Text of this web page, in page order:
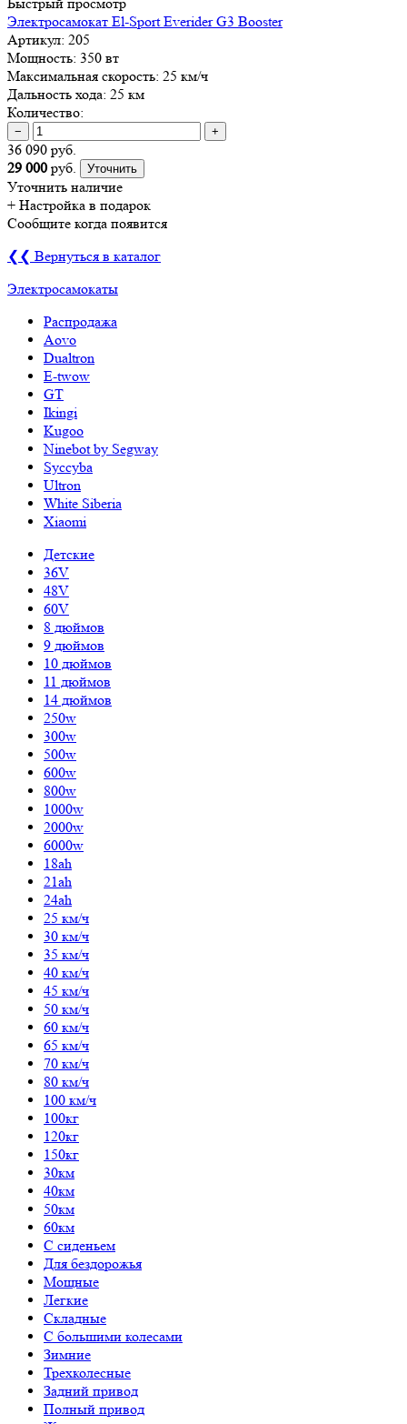
Электросамокат El-Sport Everider G3 Booster
Артикул: 205
Мощность: 350 вт
Максимальная скорость: 25 км/ч
Дальность хода: 25 км
Количество:
− +
36 090 руб.
29 000 руб. Уточнить
Уточнить наличие
+ Настройка в подарок
Сообщите когда появится
❮❮ Вернуться в каталог
Электросамокаты
Распродажа
Aovo
Dualtron
E-twow
GT
Ikingi
Kugoo
Ninebot by Segway
Syccyba
Ultron
White Siberia
Xiaomi
Детские
36V
48V
60V
8 дюймов
9 дюймов
10 дюймов
11 дюймов
14 дюймов
250w
300w
500w
600w
800w
1000w
2000w
6000w
18ah
21ah
24ah
25 км/ч
30 км/ч
35 км/ч
40 км/ч
45 км/ч
50 км/ч
60 км/ч
65 км/ч
70 км/ч
80 км/ч
100 км/ч
100кг
120кг
150кг
30км
40км
50км
60км
С сиденьем
Для бездорожья
Мощные
Легкие
Складные
С большими колесами
Зимние
Трехколесные
Задний привод
Полный привод